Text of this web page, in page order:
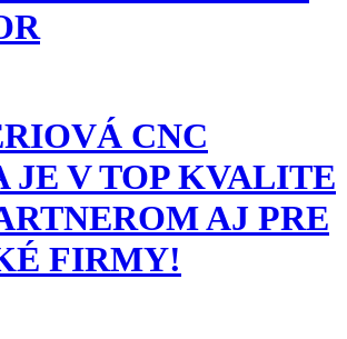
CNC
JE V TOP KVALITE
AJ PRE
FIRMY!